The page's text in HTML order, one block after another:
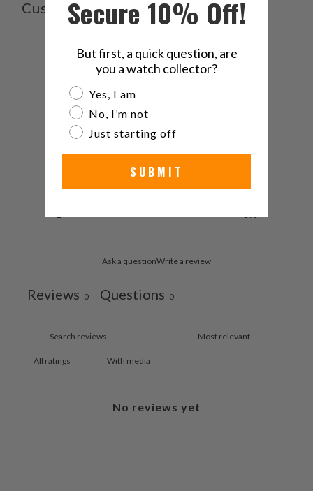
Customer reviews
0 / 50 reviews
0%
Ask a questionWrite a review
Reviews 0 Questions 0
With media
No reviews yet
Secure 10% Off!
But first, a quick question, are
you a watch collector?
Are you a watch collector?
Yes, I am
No, I’m not
Just starting off
SUBMIT